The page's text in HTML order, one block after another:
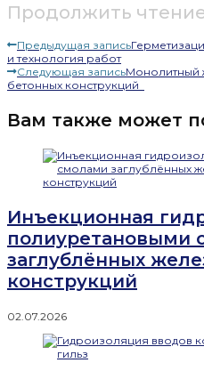
Продолжить
Предыдущая запись
и технология работ
Следующая записьМонолитный
бетонных конструкций
Вам также может
Инъекционная
полиуретановыми
заглублённых
конструкций
02.07.2026